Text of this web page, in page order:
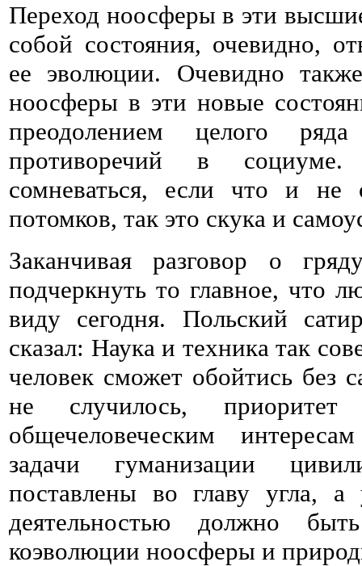
Переход ноосферы в эти
собой состояния, очевидно,
ее эволюции. Очевидно
ноосферы в эти новые
преодолением целого
противоречий в
сомневаться, если что и не
потомков, так это скука и
Заканчивая разговор о
подчеркнуть то главное, что
виду сегодня. Польский
сказал: Наука и техника так
человек сможет обойтись без
не случилось,
общечеловеческим
задачи гуманизации
поставлены во главу угла, а
деятельностью должно
коэволюции ноосферы и